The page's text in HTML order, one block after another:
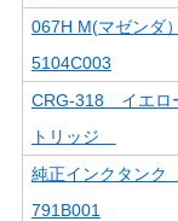
067H M(マゼンダ
5104C003
CRG-318 イエ
トリッジ
純正インクタン
791B001